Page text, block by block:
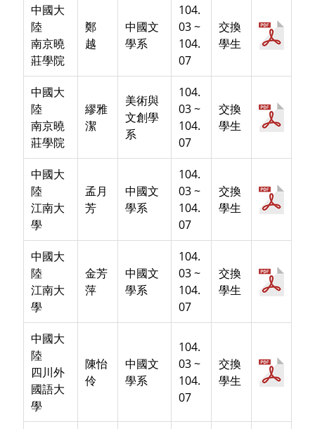
中國大
陸
南京曉
莊學院
鄭
越
中國文
學系
104.
03 ~
104.
07
交換
學生
中國大
陸
南京曉
莊學院
繆雅
潔
美術與
文創學
系
104.
03 ~
104.
07
交換
學生
中國大
陸
江南大
學
孟月
芳
中國文
學系
104.
03 ~
104.
07
交換
學生
中國大
陸
江南大
學
金芳
萍
中國文
學系
104.
03 ~
104.
07
交換
學生
中國大
陸
四川外
國語大
學
陳怡
伶
中國文
學系
104.
03 ~
104.
07
交換
學生